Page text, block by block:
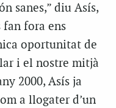
sanes,” diu Asís,
fan fora ens
oportunitat de
i el nostre mitjà
2000, Asís ja
a llogater d’un